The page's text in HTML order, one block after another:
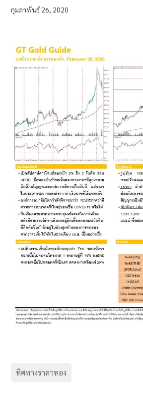
กุมภาพันธ์ 26, 2020
ทิศทางราคาทอง